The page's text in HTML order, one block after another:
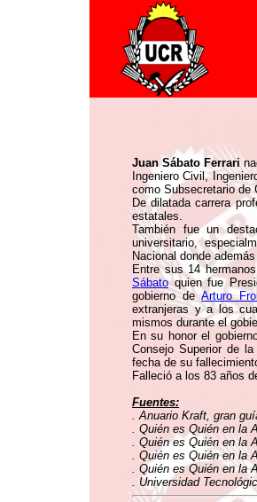
Juan Sábato Ferrari
Ingeniero Civil,
como Subsecretario de
De dilatada carrera
estatales.
También fue un
universitario,
Nacional donde
Entre sus 14
Sábatoquien fue
gobierno deArturo
extranjeras y a los
mismos durante el
En su honor el
Consejo Superior de
fecha de su
Falleció a los 83 años
Fuentes:
. Anuario Kraft, gran
. Quién es Quién en la
. Quién es Quién en la
. Quién es Quién en la
. Quién es Quién en la
. Universidad